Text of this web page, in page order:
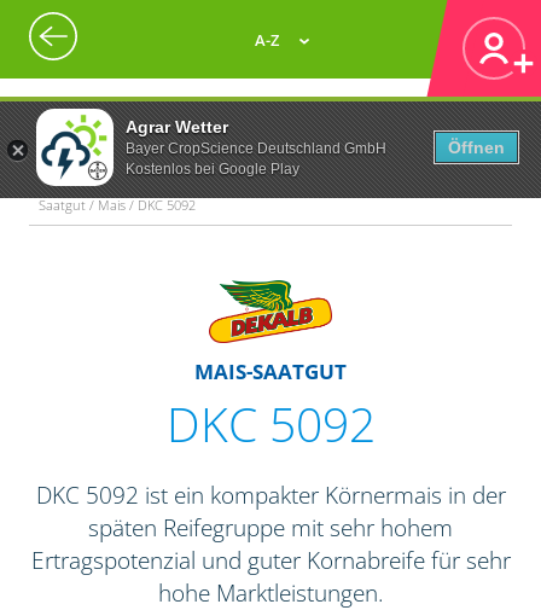
Agrar Wetter
Bayer CropScience Deutschland GmbH
Kostenlos bei Google Play
Öffnen
A-Z
Saatgut / Mais / DKC 5092
MAIS-SAATGUT
DKC 5092
DKC 5092 ist ein kompakter Körnermais in der
späten Reifegruppe mit sehr hohem
Ertragspotenzial und guter Kornabreife für sehr
hohe Marktleistungen.